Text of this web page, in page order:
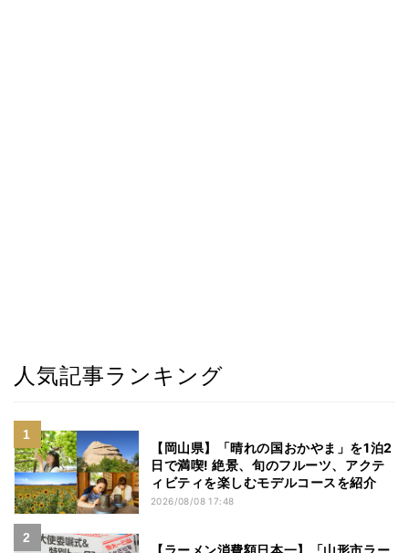
人気記事ランキング
【岡山県】「晴れの国おかやま」を1泊2
日で満喫! 絶景、旬のフルーツ、アクテ
ィビティを楽しむモデルコースを紹介
2026/08/08 17:48